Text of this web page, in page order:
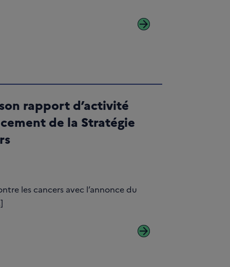
arrow_forward
rapport d’activité
de la Stratégie
les cancers avec l’annonce du
arrow_forward